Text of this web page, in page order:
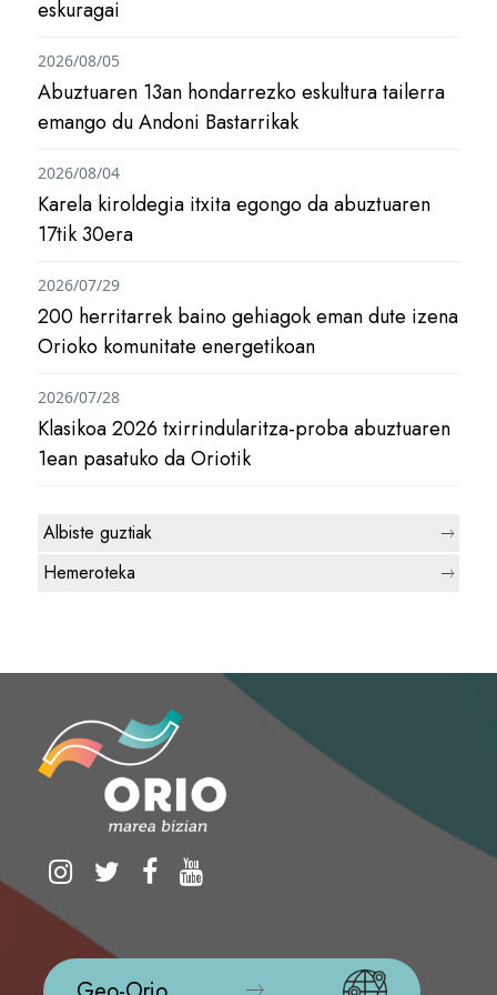
eskuragai
Abuztuaren 13an hondarrezko eskultura tailerra
emango du Andoni Bastarrikak
2026/08/05
Karela kiroldegia itxita egongo da abuztuaren
17tik 30era
2026/08/04
200 herritarrek baino gehiagok eman dute izena
Orioko komunitate energetikoan
2026/07/29
Klasikoa 2026 txirrindularitza-proba abuztuaren
1ean pasatuko da Oriotik
2026/07/28
Albiste guztiak
Hemeroteka